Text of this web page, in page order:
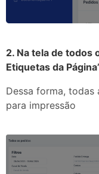
2. Na tela de todos
Etiquetas da
Dessa forma,
para impressão